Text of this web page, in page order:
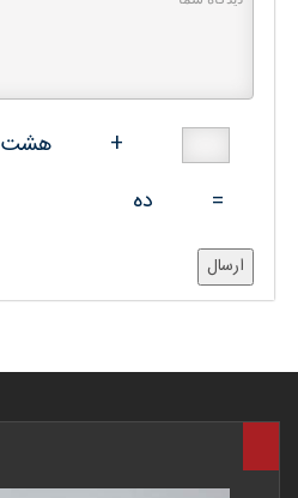
+
هشت
=
ده
ارسال